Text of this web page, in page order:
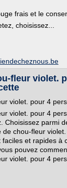
frais et le
choisissez...
fleur violet.
violet. pour 4
violet. pour 4
Choisissez parmi
de chou-fleur
et rapides à
pouvez
violet. pour 4